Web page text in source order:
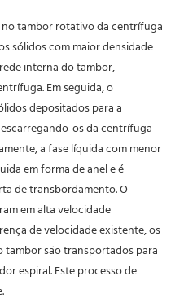
tambor rotativo da centrífuga
sólidos com maior densidade
interna do tambor,
Em seguida, o
depositados para a
os da centrífuga
a fase líquida com menor
em forma de anel e é
de transbordamento. O
em alta velocidade
de velocidade existente, os
tambor são transportados para
espiral. Este processo de